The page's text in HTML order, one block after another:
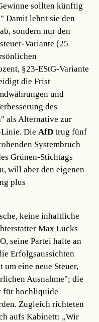
sollten künftig
Damit lehnt sie den
sondern nur den
Variante (25
§23-EStG-Variante
die Frist
und
des
als Alternative zur
Die AfD trug fünf
Systembruch
Grünen-Stichtags
will aber den eigenen
plus
keine inhaltliche
Max Lucks
seine Partei halte an
Erfolgsaussichten
eine neue Steuer,
Ausnahme"; die
für hochliquide
Zugleich richteten
aufs Kabinett: „Wir